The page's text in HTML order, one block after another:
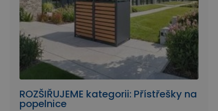
ROZŠIŘUJEME kategorii: Přístřešky na
popelnice